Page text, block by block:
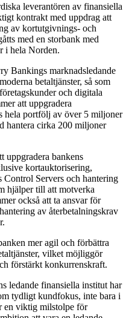
leverantören av finansiella
kontrakt med uppdrag att
av kortutgivnings- och
med en storbank med
i hela Norden.
Bankings marknadsledande
betaltjänster, så som
och digitala
att uppgradera
hela portfölj av över 5 miljoner
hantera cirka 200 miljoner
uppgradera bankens
kortauktorisering,
Control Servers och hantering
hjälper till att motverka
också att ta ansvar för
av återbetalningskrav
mer agil och förbättra
vilket möjliggör
förstärkt konkurrenskraft.
ledande finansiella institut har
tydligt kundfokus, inte bara i
en viktig milstolpe för